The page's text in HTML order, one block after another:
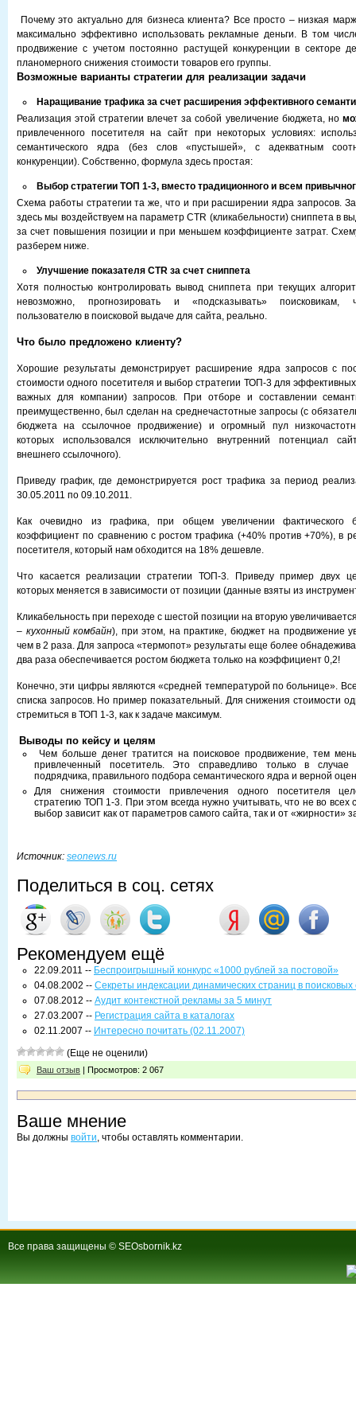
Почему это актуально для бизнеса клиента? Все просто – низкая
максимально эффективно использовать рекламные деньги. В том
продвижение с учетом постоянно растущей конкуренции в секторе
планомерного снижения стоимости товаров его группы.
Возможные варианты стратегии для реализации задачи
Наращивание трафика за счет расширения эффективного
Реализация этой стратегии влечет за собой увеличение бюджета, но
привлеченного посетителя на сайт при некоторых условиях:
семантического ядра (без слов «пустышей», с адекватным
конкуренции). Собственно, формула здесь простая:
Выбор стратегии ТОП 1-3, вместо традиционного и всем
Схема работы стратегии та же, что и при расширении ядра запросов.
здесь мы воздействуем на параметр CTR (кликабельности) сниппета в
за счет повышения позиции и при меньшем коэффициенте затрат.
разберем ниже.
Улучшение показателя CTR за счет сниппета
Хотя полностью контролировать вывод сниппета при текущих
невозможно, прогнозировать и «подсказывать» поисковикам,
пользователю в поисковой выдаче для сайта, реально.
Что было предложено клиенту?
Хорошие результаты демонстрирует расширение ядра запросов с
стоимости одного посетителя и выбор стратегии ТОП-3 для
важных для компании) запросов. При отборе и составлении
преимущественно, был сделан на среднечастотные запросы (с
бюджета на ссылочное продвижение) и огромный пул
которых использовался исключительно внутренний потенциал
внешнего ссылочного).
Приведу график, где демонстрируется рост трафика за период
30.05.2011 по 09.10.2011.
Как очевидно из графика, при общем увеличении
коэффициент по сравнению с ростом трафика (+40% против +70%), в
посетителя, который нам обходится на 18% дешевле.
Что касается реализации стратегии ТОП-3. Приведу пример двух
которых меняется в зависимости от позиции (данные взяты из
Кликабельность при переходе с шестой позиции на вторую
– кухонный комбайн), при этом, на практике, бюджет на продвижение
чем в 2 раза. Для запроса «термопот» результаты еще более
два раза обеспечивается ростом бюджета только на коэффициент 0,2!
Конечно, эти цифры являются «средней температурой по больнице».
списка запросов. Но пример показательный. Для снижения стоимости
стремиться в ТОП 1-3, как к задаче максимум.
Выводы по кейсу и целям
Чем больше денег тратится на поисковое продвижение, тем
привлеченный посетитель. Это справедливо только в
подрядчика, правильного подбора семантического ядра и верной
Для снижения стоимости привлечения одного посетителя
стратегию ТОП 1-3. При этом всегда нужно учитывать, что не во всех
выбор зависит как от параметров самого сайта, так и от «жирности»
Источник: seonews.ru
Поделиться в соц. сетях
Рекомендуем ещё
22.09.2011 -- Беспроигрышный конкурс «1000 рублей за постовой»
04.08.2002 -- Секреты индексации динамических страниц в поисковых
07.08.2012 -- Аудит контекстной рекламы за 5 минут
27.03.2007 -- Регистрация сайта в каталогах
02.11.2007 -- Интересно почитать (02.11.2007)
(Еще не оценили)
Ваш отзыв | Просмотров: 2 067
Ваше мнение
Вы должны войти, чтобы оставлять комментарии.
Все права защищены © SEOsbornik.kz